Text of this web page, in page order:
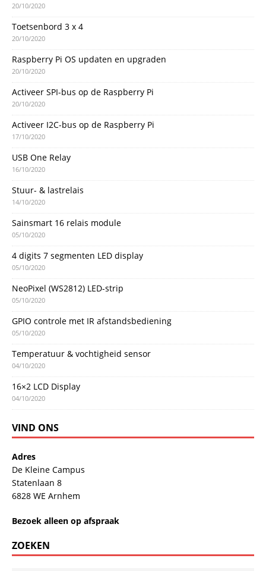
20/10/2020
Toetsenbord 3 x 4
20/10/2020
Raspberry Pi OS updaten en upgraden
20/10/2020
Activeer SPI-bus op de Raspberry Pi
20/10/2020
Activeer I2C-bus op de Raspberry Pi
17/10/2020
USB One Relay
16/10/2020
Stuur- & lastrelais
14/10/2020
Sainsmart 16 relais module
05/10/2020
4 digits 7 segmenten LED display
05/10/2020
NeoPixel (WS2812) LED-strip
05/10/2020
GPIO controle met IR afstandsbediening
05/10/2020
Temperatuur & vochtigheid sensor
04/10/2020
16×2 LCD Display
04/10/2020
VIND ONS
Adres
De Kleine Campus
Statenlaan 8
6828 WE Arnhem
Bezoek alleen op afspraak
ZOEKEN